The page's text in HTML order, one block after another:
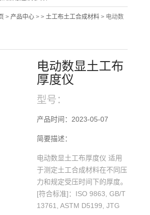
> 产品中心 > > 土工布土工合成材料 > 电动数
电动数显土工布
厚度仪
型号：
产品时间：2023-05-07
简要描述：
电动数显土工布厚度仪 适用
于测定土工合成材料在不同压
力和规定受压时间下的厚度。
[符合标准]：ISO 9863, GB/T
13761, ASTM D5199, JTG